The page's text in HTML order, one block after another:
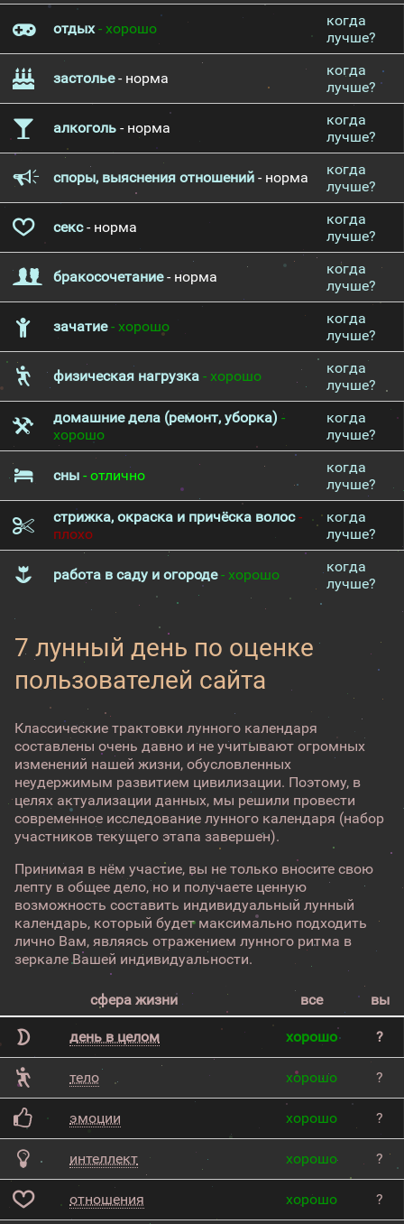
отдых- хорошо
когда
лучше?
застолье- норма
когда
лучше?
алкоголь - норма
когда
лучше?
споры, выяснения отношений - норма
когда
лучше?
секс- норма
когда
лучше?
бракосочетание- норма
когда
лучше?
зачатие- хорошо
когда
лучше?
физическая нагрузка - хорошо
когда
лучше?
домашние дела (ремонт, уборка) -
хорошо
когда
лучше?
сны - отлично
когда
лучше?
стрижка, окраска и причёска волос-
плохо
когда
лучше?
работа в саду и огороде- хорошо
когда
лучше?
7 лунный день по оценке
пользователей сайта
Классические трактовки лунного календаря
составлены очень давно и не учитывают огромных
изменений нашей жизни, обусловленных
неудержимым развитием цивилизации. Поэтому, в
целях актуализации данных, мы решили провести
современное исследование лунного календаря (набор
участников текущего этапа завершен).
Принимая в нём участие, вы не только вносите свою
лепту в общее дело, но и получаете ценную
возможность составить индивидуальный лунный
календарь, который будет максимально подходить
лично Вам, являясь отражением лунного ритма в
зеркале Вашей индивидуальности.
сфера жизни все вы
день в целом хорошо ?
тело хорошо ?
эмоции хорошо ?
интеллект хорошо ?
отношения хорошо ?